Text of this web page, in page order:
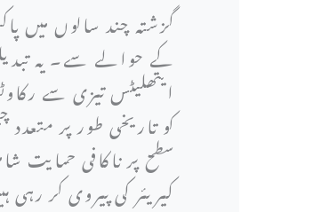
گزشتہ چند سالوں میں
کے حوالے سے۔ یہ
ایتھلیٹس تیزی سے
کو تاریخی طور پر
سطح پر ناکافی حمایت
کیریئر کی پیروی کر رہی